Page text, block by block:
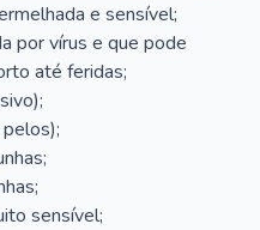
e sensível;
por vírus e que pode
até feridas;
sensível;